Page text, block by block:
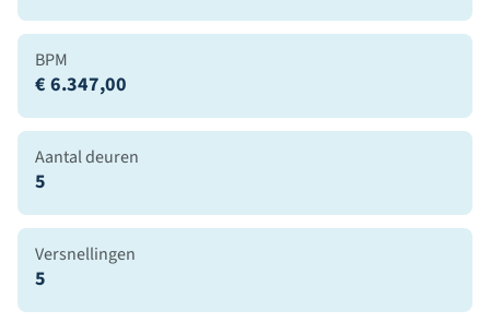
BPM
€ 6.347,00
Aantal deuren
5
Versnellingen
5